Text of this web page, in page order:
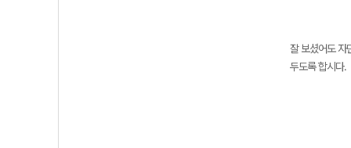
잘 보셨어도 자
두도록 합시다.